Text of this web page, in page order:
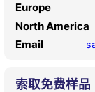
Europe
North America
Email
索取免费样品